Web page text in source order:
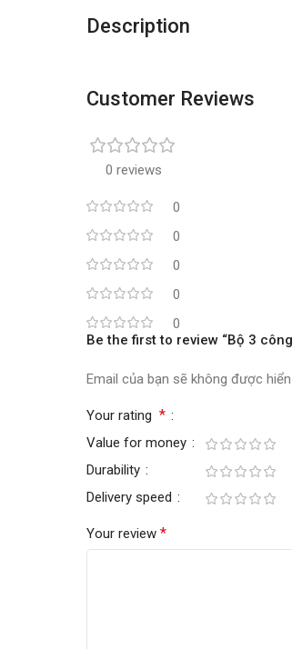
Description
Customer Reviews
0 reviews
0
0
0
0
0
Be the first to review “Bộ 3
Email của bạn sẽ không được
Your rating *
Value for money
Durability
Delivery speed
Your review *